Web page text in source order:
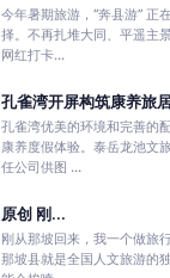
今年暑期旅游，“奔县游” 正
择。不再扎堆大同、平遥主
网红打卡...
孔雀湾开屏构筑康养旅
孔雀湾优美的环境和完善的
康养度假体验。泰岳龙池文
任公司供图 ...
原创 刚...
刚从那坡回来，我一个做旅
那坡县就是全国人文旅游的